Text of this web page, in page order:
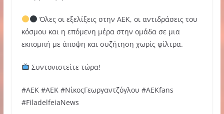
Όλες οι εξελίξεις στην ΑΕΚ, οι αντιδράσεις του
κόσμου και η επόμενη μέρα στην ομάδα σε μια
εκπομπή με άποψη και συζήτηση χωρίς φίλτρα.
Συντονιστείτε τώρα!
#ΑΕΚ #AEK #ΝίκοςΓεωργαντζόγλου #AEKfans
#FiladelfeiaNews